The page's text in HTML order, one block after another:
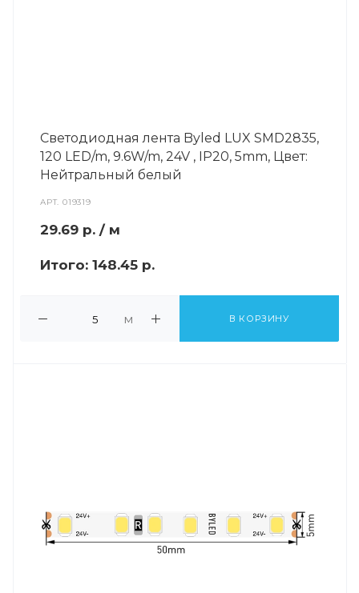
Светодиодная лента Byled LUX SMD2835,
120 LED/m, 9.6W/m, 24V , IP20, 5mm, Цвет:
Нейтральный белый
АРТ.019319
29.69 р. / м
Итого: 148.45 р.
м В КОРЗИНУ